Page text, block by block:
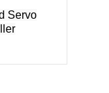
Servo